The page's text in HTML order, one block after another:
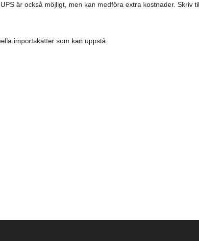
är också möjligt, men kan medföra extra kostnader. Skriv
importskatter som kan uppstå.